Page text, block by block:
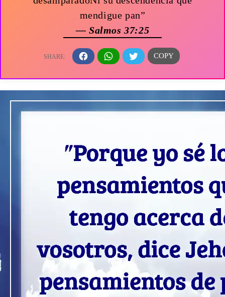
mendigue pan”
— Salmos 37:25